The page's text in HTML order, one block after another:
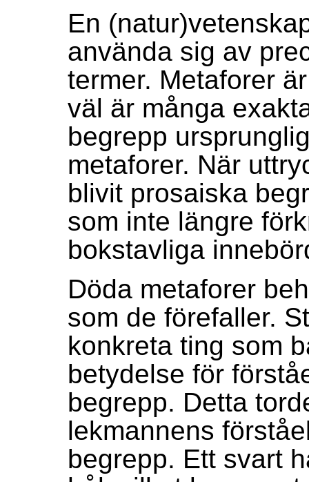
En
använda sig av
termer. Metaforer
väl är många
begrepp
metaforer. När
blivit prosaiska
som inte längre
bokstavliga
Döda metaforer
som de förefaller.
konkreta ting som
betydelse för
begrepp. Detta
lekmannens
begrepp. Ett svart